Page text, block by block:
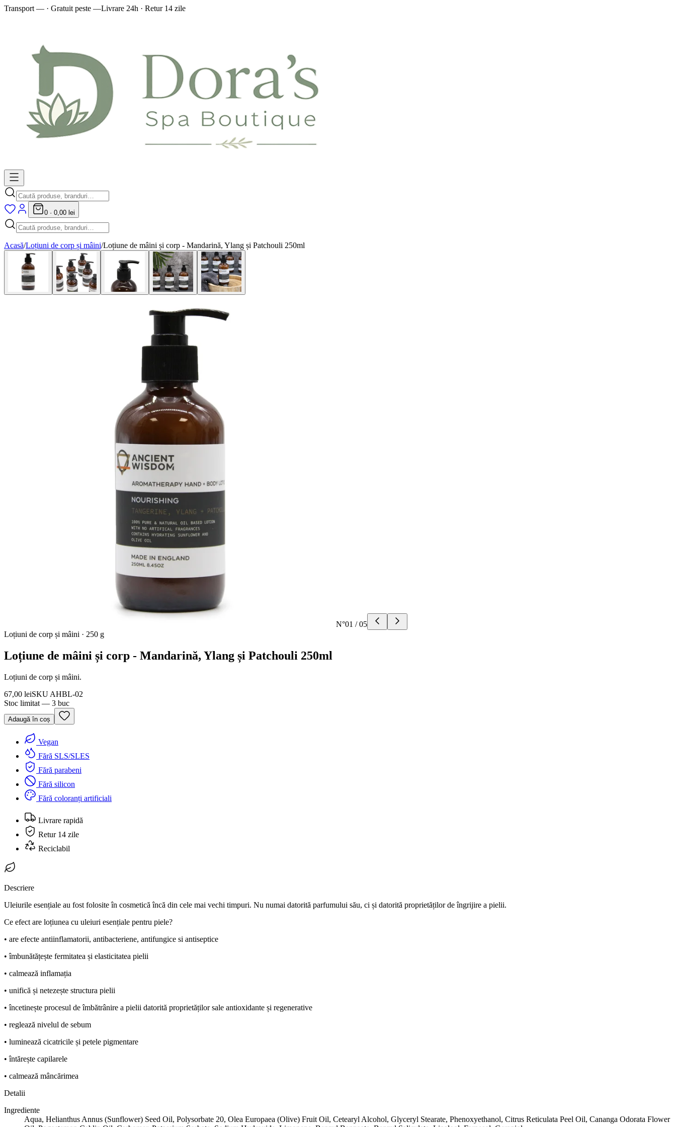
Transport — · Gratuit peste —Livrare 24h · Retur 14 zile
0 · 0,00 lei
Acasă/Loțiuni de corp și mâini/Loțiune de mâini și corp - Mandarină, Ylang și Patchouli 250ml
N°01 /05
Loțiuni de corp și mâini · 250 g
Loțiune de mâini și corp - Mandarină, Ylang și Patchouli 250ml
Loțiuni de corp și mâini.
67,00 leiSKU AHBL-02
Stoc limitat — 3 buc
Adaugă în coș
Vegan
Fără SLS/SLES
Fără parabeni
Fără silicon
Fără coloranți artificiali
Livrare rapidă
Retur 14 zile
Reciclabil
Descriere
Uleiurile esențiale au fost folosite în cosmetică încă din cele mai vechi timpuri. Nu numai datorită parfumului său, ci și datorită proprietăților de îngrijire a pielii.
Ce efect are loțiunea cu uleiuri esențiale pentru piele?
• are efecte antiinflamatorii, antibacteriene, antifungice si antiseptice
• îmbunătățește fermitatea și elasticitatea pielii
• calmează inflamația
• unifică și netezește structura pielii
• încetinește procesul de îmbătrânire a pielii datorită proprietăților sale antioxidante și regenerative
• reglează nivelul de sebum
• luminează cicatricile și petele pigmentare
• întărește capilarele
• calmează mâncărimea
Detalii
Ingrediente
Aqua, Helianthus Annus (Sunflower) Seed Oil, Polysorbate 20, Olea Europaea (Olive) Fruit Oil, Cetearyl Alcohol, Glyceryl Stearate, Phenoxyethanol, Citrus Reticulata Peel Oil, Cananga Odorata Flower